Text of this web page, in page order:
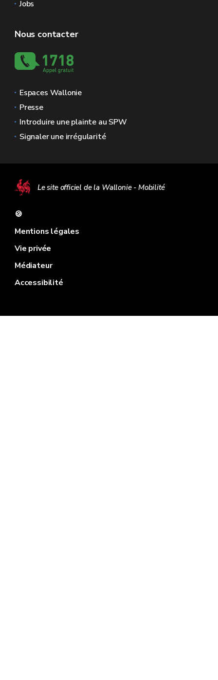
Jobs
Nous contacter
Espaces Wallonie
Presse
Introduire une plainte au SPW
Signaler une irrégularité
Le site officiel de la Wallonie - Mobilité
🍪
Mentions légales
Vie privée
Médiateur
Accessibilité